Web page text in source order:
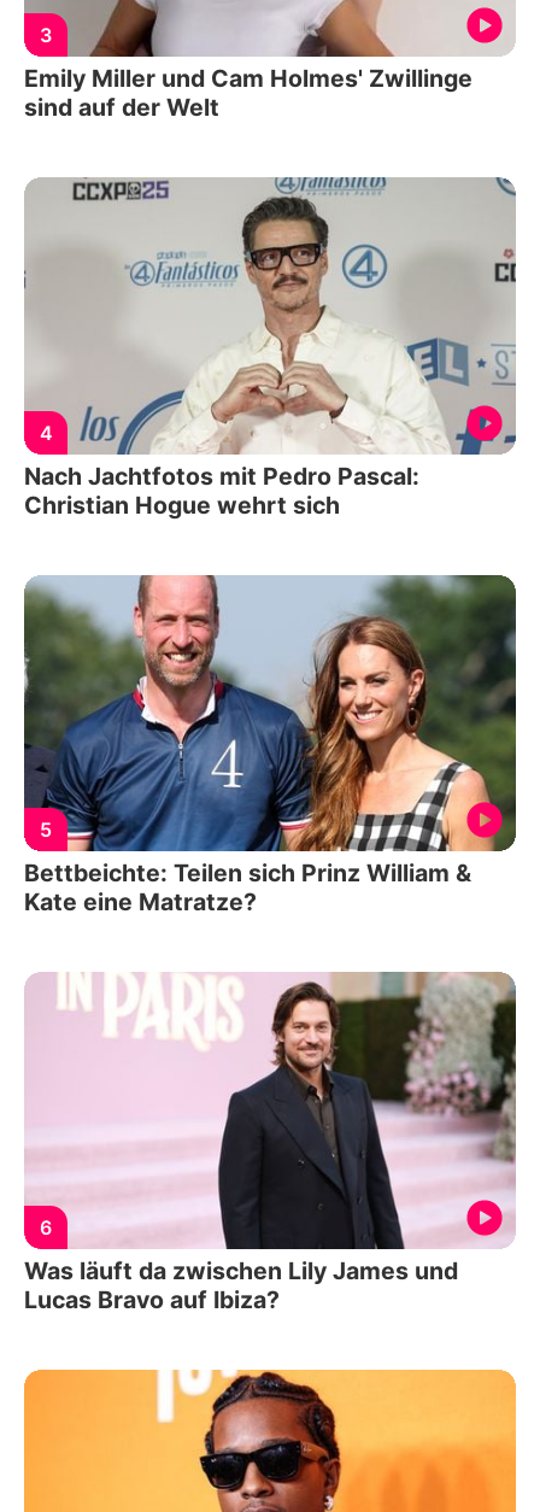
3
Emily Miller und Cam Holmes' Zwillinge
sind auf der Welt
4
Nach Jachtfotos mit Pedro Pascal:
Christian Hogue wehrt sich
5
Bettbeichte: Teilen sich Prinz William &
Kate eine Matratze?
6
Was läuft da zwischen Lily James und
Lucas Bravo auf Ibiza?